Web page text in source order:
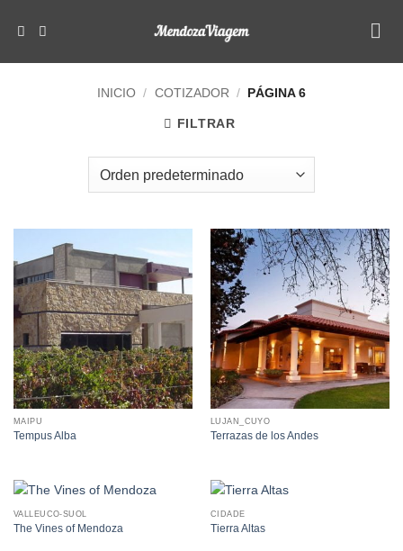
INICIO / COTIZADOR / PÁGINA 6
FILTRAR
MAIPU
Tempus Alba
LUJAN_CUYO
Terrazas de los Andes
VALLEUCO-SUOL
The Vines of Mendoza
CIDADE
Tierra Altas